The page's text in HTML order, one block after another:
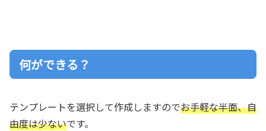
何ができる？
テンプレートを選択して作成しますのでお手軽な半面、自
由度は少ないです。